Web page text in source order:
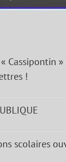
Cassipontin
!
scolaires